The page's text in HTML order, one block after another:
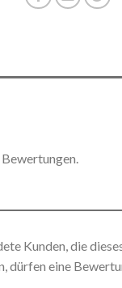
Kunden, die
dürfen eine